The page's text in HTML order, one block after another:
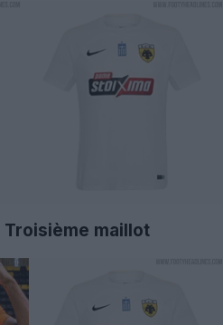
Troisième maillot